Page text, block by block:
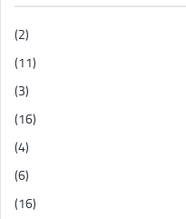
(2)
(11)
(3)
(16)
(4)
(6)
(16)